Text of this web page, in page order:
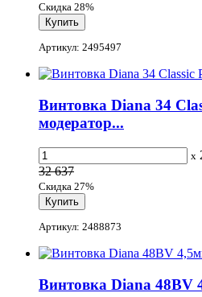
Скидка 28%
Артикул: 2495497
Винтовка Diana 34
модератор...
x
32 637
Скидка 27%
Артикул: 2488873
Винтовка Diana 48BV